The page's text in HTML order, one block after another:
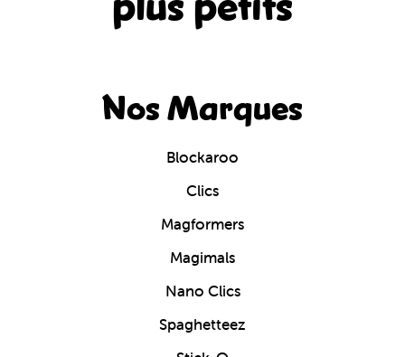
Nos Marques
Blockaroo
Clics
Magformers
Magimals
Nano Clics
Spaghetteez